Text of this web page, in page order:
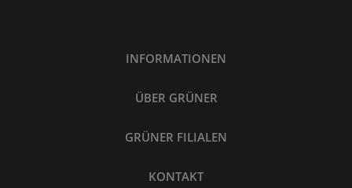
INFORMATIONEN
ÜBER GRÜNER
GRÜNER FILIALEN
KONTAKT